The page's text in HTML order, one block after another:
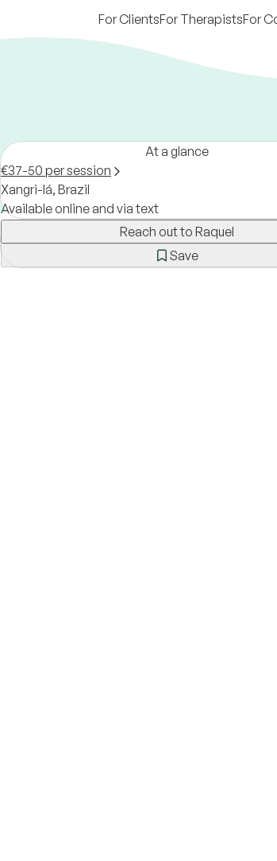
For ClientsFor TherapistsFor
At a glance
€37-50 per session
Xangri-lá, Brazil
Available online and via text
Reach out to Raquel
Save